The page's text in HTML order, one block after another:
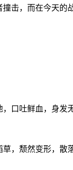
击，而在今天的
口吐鲜血，身发
，颓然变形，散